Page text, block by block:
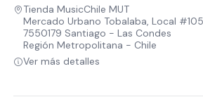
Tienda MusicChile MUT
Mercado Urbano Tobalaba, Local
7550179 Santiago - Las Condes
Región Metropolitana - Chile
Ver más detalles